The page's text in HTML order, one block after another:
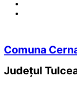
Comuna
Județul